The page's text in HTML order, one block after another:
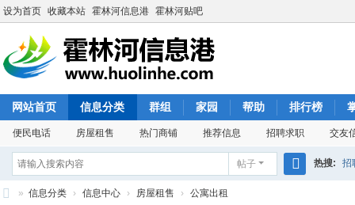
设为首页 收藏本站 霍林河信息港 霍林河贴吧
网站首页 信息分类 群组 家园 帮助 排行榜
便民电话 房屋租售 热门商铺 推荐信息 招聘求职 交友
帖子 热搜: 招
» 信息分类 › 信息中心 › 房屋租售 › 公寓出租